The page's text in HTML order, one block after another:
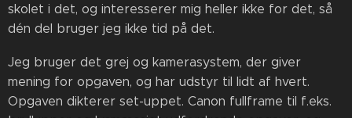
skolet i det, og interesserer mig heller ikke for det, så
dén del bruger jeg ikke tid på det.
Jeg bruger det grej og kamerasystem, der giver
mening for opgaven, og har udstyr til lidt af hvert.
Opgaven dikterer set-uppet. Canon fullframe til f.eks.